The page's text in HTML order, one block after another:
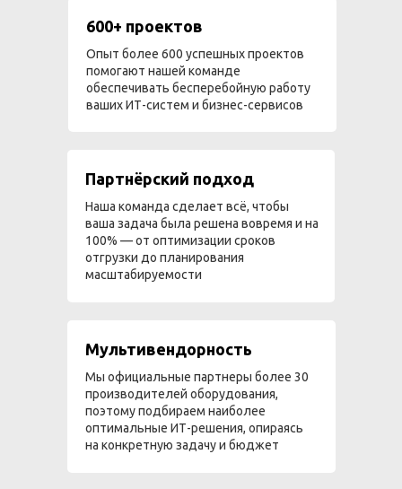
600+ проектов
Опыт более 600 успешных проектов
помогают нашей команде
обеспечивать бесперебойную работу
ваших ИТ-систем и бизнес-сервисов
Мультивендорность
Мы официальные партнеры более 30
производителей оборудования,
поэтому подбираем наиболее
оптимальные ИТ-решения, опираясь
на конкретную задачу и бюджет
Партнёрский подход
Наша команда сделает всё, чтобы
ваша задача была решена вовремя и на
100% — от оптимизации сроков
отгрузки до планирования
масштабируемости